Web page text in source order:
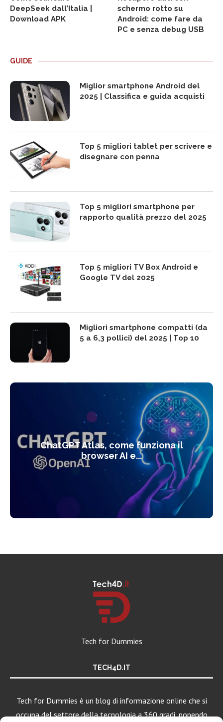
DeepSeek dall’Italia |
Download APK
schermo rotto su
Android: come fare da
PC e senza debug USB
GUIDE
Miglior smartphone Android del
2025 | Classifica e guida acquisti
Top 5 migliori tablet per scrivere e
disegnare con penna
Top 5 migliori smartphone per
rapporto qualità prezzo del 2025
Top 5 migliori TV Box Android e
Google TV del 2025
Migliori smartphone compatti (da
5 a 6,3 pollici) del 2025 | Top 10
ChatGPT Atlas, come funziona il
browser AI e...
Tech for Dummies
TECH4D.IT
Tech for Dummies è un blog di informazione online che si
occupa del settore della tecnologia a 360 gradi, ponendo